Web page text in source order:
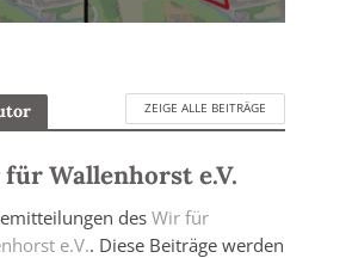
ZEIGE ALLE BEITRÄGE
Wallenhorst e.V.
des Wir für
e.V.. Diese Beiträge werden